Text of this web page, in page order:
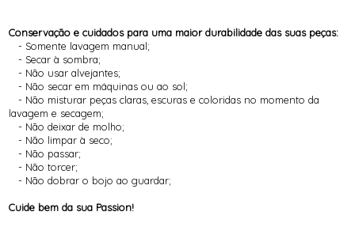
Conservação e cuidados para uma maior durabilidade das suas peças:
- Somente lavagem manual;
- Secar à sombra;
- Não usar alvejantes;
- Não secar em máquinas ou ao sol;
- Não misturar peças claras, escuras e coloridas no momento da
lavagem e secagem;
- Não deixar de molho;
- Não limpar à seco;
- Não passar;
- Não torcer;
- Não dobrar o bojo ao guardar;
Cuide bem da sua Passion!